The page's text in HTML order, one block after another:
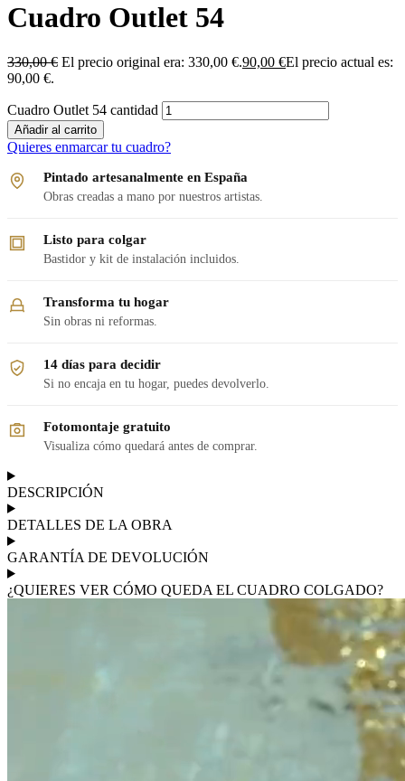
Cuadro Outlet 54
330,00€ El precio original era: 330,00 €.90,00 €El precio actual es:
90,00 €.
Cuadro Outlet 54 cantidad
Añadir al carrito
Quieres enmarcar tu cuadro?
Pintado artesanalmente en España
Obras creadas a mano por nuestros artistas.
Listo para colgar
Bastidor y kit de instalación incluidos.
Transforma tu hogar
Sin obras ni reformas.
14 días para decidir
Si no encaja en tu hogar, puedes devolverlo.
Fotomontaje gratuito
Visualiza cómo quedará antes de comprar.
DESCRIPCIÓN
DETALLES DE LA OBRA
GARANTÍA DE DEVOLUCIÓN
¿QUIERES VER CÓMO QUEDA EL CUADRO COLGADO?